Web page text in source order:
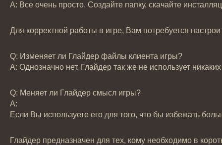
А: Все очень просто. Создайте папку, скачайте
Для корректной работы в игре, Вам потребуется
Q: Изменяет ли Глайдер файлы клиента игры?
А: Однозначно нет. Глайдер так же не использует
Q: Меняет ли Глайдер смысл игры?
А:
Если Вы используете его для того, что бы избежать
Глайдер предназначен для тех, кому необходимо в